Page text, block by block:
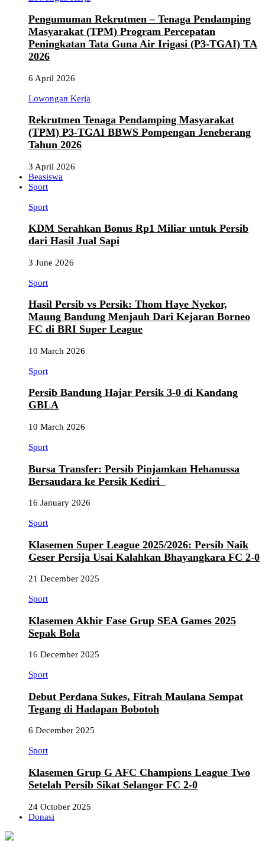
Pengumuman Rekrutmen – Tenaga Pendamping
Masyarakat (TPM) Program Percepatan
Peningkatan Tata Guna Air Irigasi (P3-TGAI) TA
2026
6 April 2026
Lowongan Kerja
Rekrutmen Tenaga Pendamping Masyarakat
(TPM) P3-TGAI BBWS Pompengan Jeneberang
Tahun 2026
3 April 2026
Beasiswa
Sport
Sport
KDM Serahkan Bonus Rp1 Miliar untuk Persib
dari Hasil Jual Sapi
3 June 2026
Sport
Hasil Persib vs Persik: Thom Haye Nyekor,
Maung Bandung Menjauh Dari Kejaran Borneo
FC di BRI Super League
10 March 2026
Sport
Persib Bandung Hajar Persik 3-0 di Kandang
GBLA
10 March 2026
Sport
Bursa Transfer: Persib Pinjamkan Hehanussa
Bersaudara ke Persik Kediri
16 January 2026
Sport
Klasemen Super League 2025/2026: Persib Naik
Geser Persija Usai Kalahkan Bhayangkara FC 2-0
21 December 2025
Sport
Klasemen Akhir Fase Grup SEA Games 2025
Sepak Bola
16 December 2025
Sport
Debut Perdana Sukes, Fitrah Maulana Sempat
Tegang di Hadapan Bobotoh
6 December 2025
Sport
Klasemen Grup G AFC Champions League Two
Setelah Persib Sikat Selangor FC 2-0
24 October 2025
Donasi